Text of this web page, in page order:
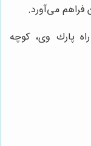
فراهم می‌آورد.
پارك وى، كوچه